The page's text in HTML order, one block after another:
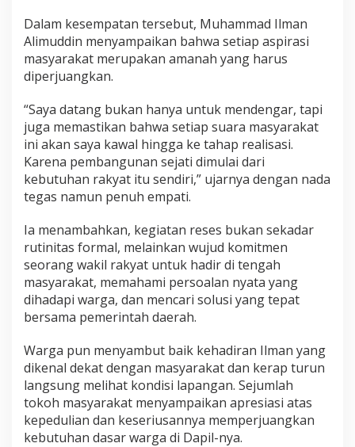
Dalam kesempatan tersebut, Muhammad Ilman
Alimuddin menyampaikan bahwa setiap aspirasi
masyarakat merupakan amanah yang harus
diperjuangkan.
“Saya datang bukan hanya untuk mendengar, tapi
juga memastikan bahwa setiap suara masyarakat
ini akan saya kawal hingga ke tahap realisasi.
Karena pembangunan sejati dimulai dari
kebutuhan rakyat itu sendiri,” ujarnya dengan nada
tegas namun penuh empati.
Ia menambahkan, kegiatan reses bukan sekadar
rutinitas formal, melainkan wujud komitmen
seorang wakil rakyat untuk hadir di tengah
masyarakat, memahami persoalan nyata yang
dihadapi warga, dan mencari solusi yang tepat
bersama pemerintah daerah.
Warga pun menyambut baik kehadiran Ilman yang
dikenal dekat dengan masyarakat dan kerap turun
langsung melihat kondisi lapangan. Sejumlah
tokoh masyarakat menyampaikan apresiasi atas
kepedulian dan keseriusannya memperjuangkan
kebutuhan dasar warga di Dapil-nya.